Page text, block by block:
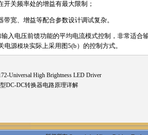
开关频率处的增益有最大限制；
带宽、增益等配合参数设计调试复杂。
输入电压前馈功能的平均电流模式控制，非常适
电源模块实际上采用图5(b）的控制方式。
Universal High Brightness LED Driver
DC-DC转换器电路原理详解